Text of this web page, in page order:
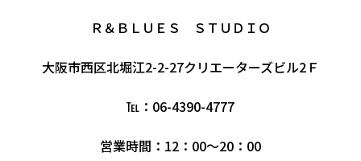
Ｒ＆ＢＬＵＥＳ ＳＴＵＤＩＯ
大阪市西区北堀江2-2-27クリエーターズビル2Ｆ
℡：06-4390-4777
営業時間：12：00～20：00